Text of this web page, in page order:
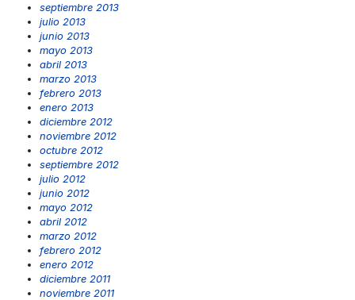
septiembre 2013
julio 2013
junio 2013
mayo 2013
abril 2013
marzo 2013
febrero 2013
enero 2013
diciembre 2012
noviembre 2012
octubre 2012
septiembre 2012
julio 2012
junio 2012
mayo 2012
abril 2012
marzo 2012
febrero 2012
enero 2012
diciembre 2011
noviembre 2011